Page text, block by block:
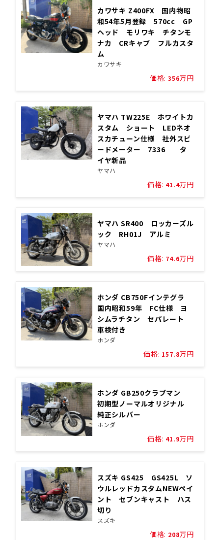
カワサキ Z400FX 国内物昭
和54年5月登録 570cc GP
ヘッド モリワキ チタンモ
ナカ CRキャブ フルカスタ
ム
カワサキ
価格: 356万円
ヤマハ TW225E ホワイトカ
スタム ショート LEDネオ
スカチューン仕様 社外スピ
ードメーター 7336 タ
イヤ新品
ヤマハ
価格: 41.4万円
ヤマハ SR400 ロッカーズル
ック RH01J アルミ
ヤマハ
価格: 74.6万円
ホンダ CB750Fインテグラ
国内昭和59年 FC仕様 ヨ
シムラチタン セパレート
車検付き
ホンダ
価格: 157.8万円
ホンダ GB250クラブマン
初期型ノーマルオリジナル
純正シルバー
ホンダ
価格: 41.9万円
スズキ GS425 GS425L ソ
ウルレッドカスタムNEWペイ
ント セブンキャスト ハス
切り
スズキ
価格: 208万円